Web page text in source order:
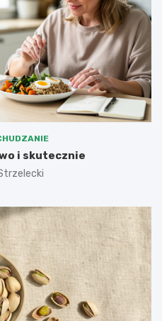
i skutecznie